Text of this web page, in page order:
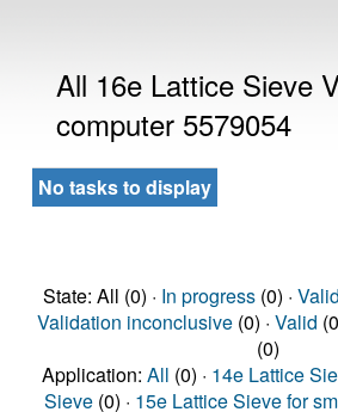
All 16e Lattice Sieve
computer 5579054
No tasks to display
State: All (0) · In progress(0) ·
Validation inconclusive(0) · Valid
(0)
Application: All (0) · 14e Lattice
Sieve (0) · 15e Lattice Sieve for